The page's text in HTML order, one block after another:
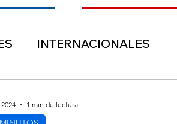
INTERNACIONALES
1 min de lectura